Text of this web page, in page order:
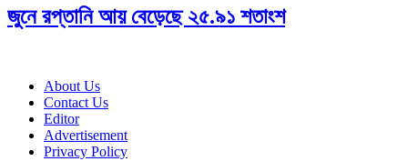
জুনে রপ্তানি আয় বেড়েছে ২৫.৯১ শতাংশ
About Us
Contact Us
Editor
Advertisement
Privacy Policy